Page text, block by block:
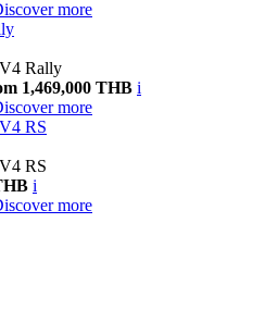
more
Rally
1,469,000 THB i
more
RS
RS
i
more